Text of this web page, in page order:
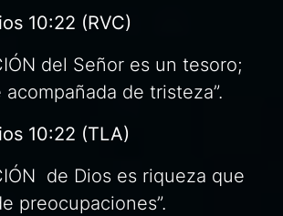
10:22 (RVC)
del Señor es un tesoro;
de tristeza”.
10:22 (TLA)
de Dios es riqueza que
preocupaciones”.